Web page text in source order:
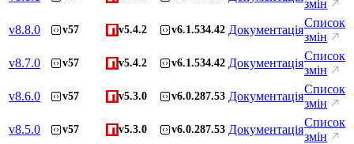
змін
v8.8.0 v57 v5.4.2 v6.1.534.42 Документація
Список
змін
v8.7.0 v57 v5.4.2 v6.1.534.42 Документація
Список
змін
v8.6.0 v57 v5.3.0 v6.0.287.53 Документація
Список
змін
v8.5.0 v57 v5.3.0 v6.0.287.53 Документація
Список
змін